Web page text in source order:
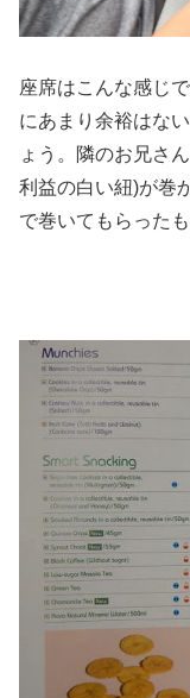
座席はこんな感じ
にあまり余裕はな
ょう。隣のお兄さ
利益の白い紐)が巻
で巻いてもらったも